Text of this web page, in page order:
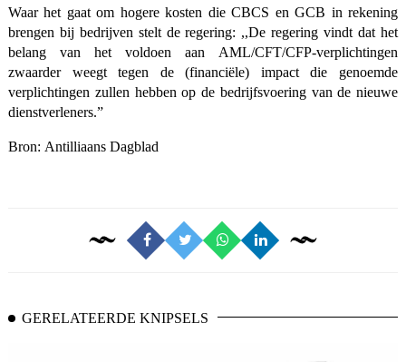
Waar het gaat om hogere kosten die CBCS en GCB in rekening
brengen bij bedrijven stelt de regering: ,,De regering vindt dat het
belang van het voldoen aan AML/CFT/CFP-verplichtingen
zwaarder weegt tegen de (financiële) impact die genoemde
verplichtingen zullen hebben op de bedrijfsvoering van de nieuwe
dienstverleners.”
Bron: Antilliaans Dagblad
GERELATEERDE KNIPSELS